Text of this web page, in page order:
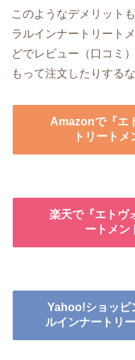
このようなデメリット
ラルインナートリート
どでレビュー（口コミ
もって注文したりする
Amazonで『エ
トリート
楽天で『エトヴ
ートメン
Yahoo!ショッピ
ルインナートリ